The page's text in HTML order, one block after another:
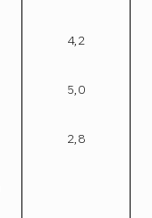
4,2
5,0
2,8